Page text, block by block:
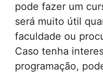
pode fazer um
será muito útil
faculdade ou
Caso tenha
programação,